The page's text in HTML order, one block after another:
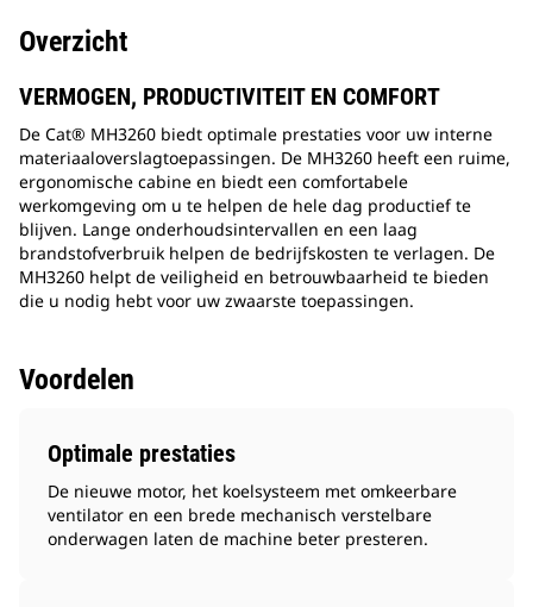
Overzicht
VERMOGEN, PRODUCTIVITEIT EN COMFORT
De Cat® MH3260 biedt optimale prestaties voor uw interne
materiaaloverslagtoepassingen. De MH3260 heeft een ruime,
ergonomische cabine en biedt een comfortabele
werkomgeving om u te helpen de hele dag productief te
blijven. Lange onderhoudsintervallen en een laag
brandstofverbruik helpen de bedrijfskosten te verlagen. De
MH3260 helpt de veiligheid en betrouwbaarheid te bieden
die u nodig hebt voor uw zwaarste toepassingen.
Voordelen
Optimale prestaties
De nieuwe motor, het koelsysteem met omkeerbare
ventilator en een brede mechanisch verstelbare
onderwagen laten de machine beter presteren.